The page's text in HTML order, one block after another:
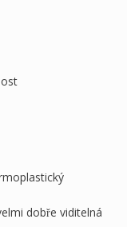
dobře viditelná